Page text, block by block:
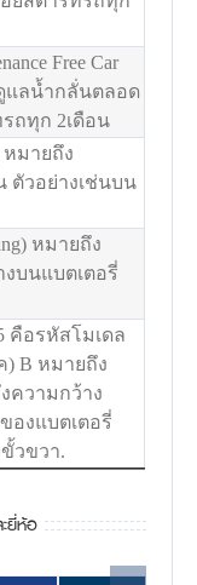
Free Car
แลน้ำกลั่นตลอด
ถทุก 2เดือน
หมายถึง
ตัวอย่างเช่นบน
หมายถึง
บนแบตเตอรี่
คือรหัสโมเดล
) B หมายถึง
ความกว้าง
องแบตเตอรี่
วขวา.
ยี่ห้อ